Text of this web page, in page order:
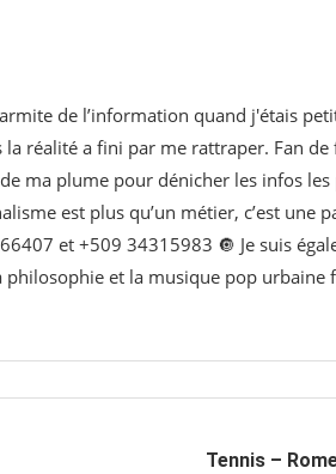
de l’information quand j'étais
réalité a fini par me rattraper. Fan
ma plume pour dénicher les infos
est plus qu’un métier, c’est une
et +509 34315983 🔘 Je suis
philosophie et la musique pop urbaine
Tennis –